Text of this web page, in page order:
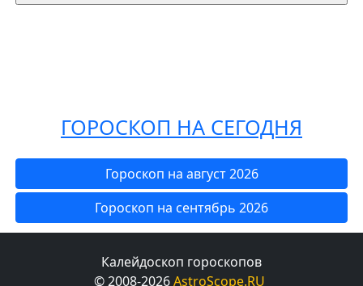
ГОРОСКОП НА СЕГОДНЯ
Гороскоп на август 2026
Гороскоп на сентябрь 2026
Калейдоскоп гороскопов
© 2008-2026AstroScope.RU